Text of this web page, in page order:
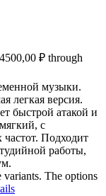
₽ through
музыки.
легкая версия.
быстрой атакой и
с
Подходит
работы,
The options